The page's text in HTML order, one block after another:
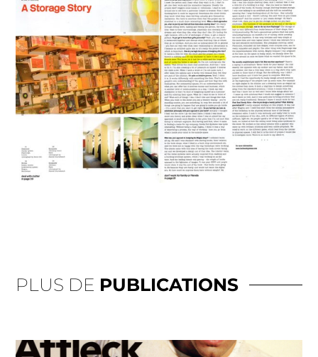
PLUS DE PUBLICATIONS